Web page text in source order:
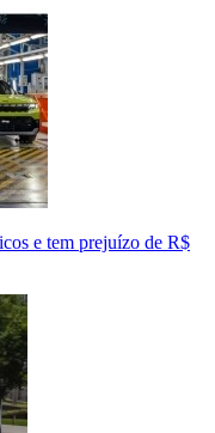
e tem prejuízo de R$